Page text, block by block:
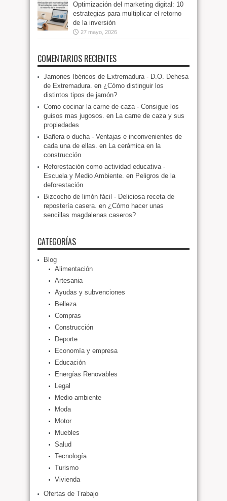
Optimización del marketing digital: 10
estrategias para multiplicar el retorno
de la inversión
27 mayo, 2026
COMENTARIOS RECIENTES
Jamones Ibéricos de Extremadura - D.O. Dehesa
de Extremadura. en ¿Cómo distinguir los
distintos tipos de jamón?
Como cocinar la carne de caza - Consigue los
guisos mas jugosos. en La carne de caza y sus
propiedades
Bañera o ducha - Ventajas e inconvenientes de
cada una de ellas. en La cerámica en la
construcción
Reforestación como actividad educativa -
Escuela y Medio Ambiente. en Peligros de la
deforestación
Bizcocho de limón fácil - Deliciosa receta de
repostería casera. en ¿Cómo hacer unas
sencillas magdalenas caseros?
CATEGORÍAS
Blog
Alimentación
Artesania
Ayudas y subvenciones
Belleza
Compras
Construcción
Deporte
Economía y empresa
Educación
Energías Renovables
Legal
Medio ambiente
Moda
Motor
Muebles
Salud
Tecnología
Turismo
Vivienda
Ofertas de Trabajo